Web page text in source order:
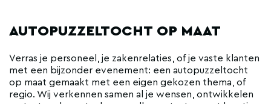
AUTOPUZZELTOCHT OP MAAT
Verras je personeel, je zakenrelaties, of je vaste klanten
met een bijzonder evenement: een autopuzzeltocht
op maat gemaakt met een eigen gekozen thema, of
regio. Wij verkennen samen al je wensen, ontwikkelen